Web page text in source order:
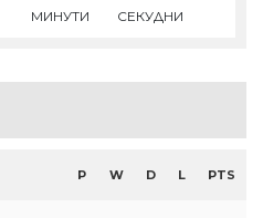
МИНУТИ СЕКУДНИ
P W D L PTS